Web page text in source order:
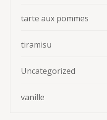
tarte aux pommes
tiramisu
Uncategorized
vanille